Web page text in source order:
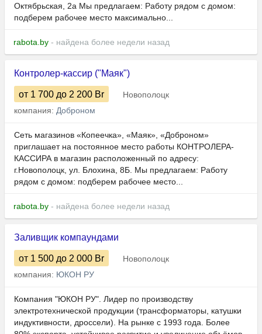
Октябрьская, 2а Мы предлагаем: Работу рядом с домом:
подберем рабочее место максимально...
rabota.by - найдена более недели назад
Контролер-кассир ("Маяк")
от 1 700 до 2 200 Br
Новополоцк
компания: Доброном
Сеть магазинов «Копеечка», «Маяк», «Доброном»
приглашает на постоянное место работы КОНТРОЛЕРА-
КАССИРА в магазин расположенный по адресу:
г.Новополоцк, ул. Блохина, 8Б. Мы предлагаем: Работу
рядом с домом: подберем рабочее место...
rabota.by - найдена более недели назад
Заливщик компаундами
от 1 500 до 2 000 Br
Новополоцк
компания: ЮКОН РУ
Компания "ЮКОН РУ". Лидер по производству
электротехнической продукции (трансформаторы, катушки
индуктивности, дроссели). На рынке с 1993 года. Более